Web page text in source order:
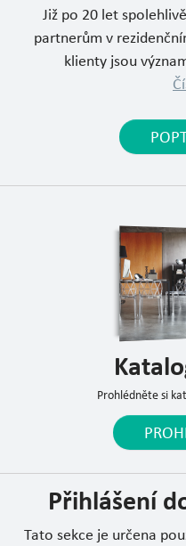
Již po 20 let
partnerům v
klienty jsou
Prohlédněte si
Přihlášení
Tato sekce je určena